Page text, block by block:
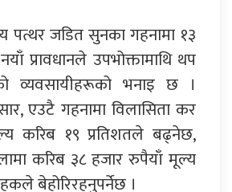
पत्थर जडित सुनका गहनामा १३
प्रावधानले उपभोक्तामाथि थप
व्यवसायीहरूको भनाइ छ ।
एउटै गहनामा विलासिता कर
करिब १९ प्रतिशतले बढ्नेछ,
करिब ३८ हजार रुपैयाँ मूल्य
बेहोरिरहनुपर्नेछ ।